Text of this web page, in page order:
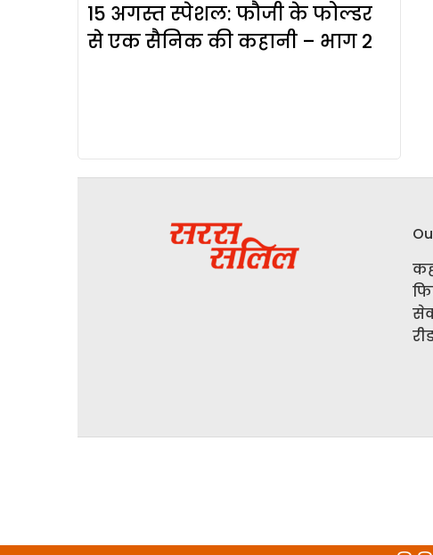
15 अगस्त स्पेशल: फौजी के फोल्डर
से एक सैनिक की कहानी – भाग 2